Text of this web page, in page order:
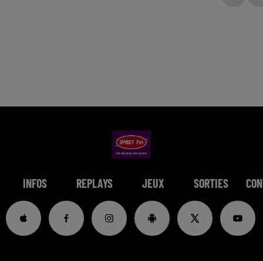
INFOS REPLAYS JEUX SORTIES